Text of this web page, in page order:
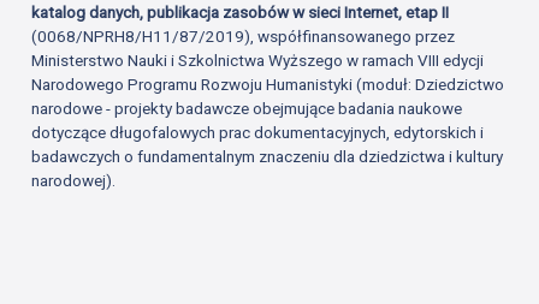
katalog danych, publikacja zasobów w sieci Internet, etap II
(0068/NPRH8/H11/87/2019), współfinansowanego przez
Ministerstwo Nauki i Szkolnictwa Wyższego w ramach VIII edycji
Narodowego Programu Rozwoju Humanistyki (moduł: Dziedzictwo
narodowe - projekty badawcze obejmujące badania naukowe
dotyczące długofalowych prac dokumentacyjnych, edytorskich i
badawczych o fundamentalnym znaczeniu dla dziedzictwa i kultury
narodowej).